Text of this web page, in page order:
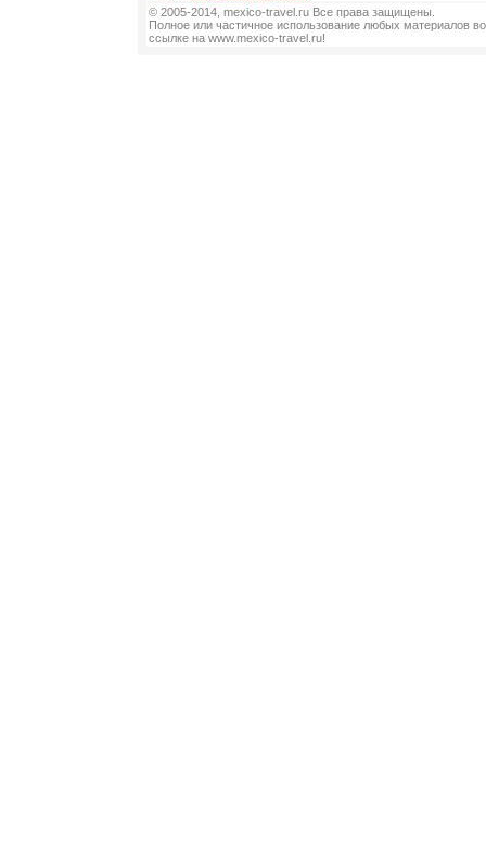
© 2005-2014, mexico-travel.ru Все права защищены.
Полное или частичное использование любых материалов
ссылке на www.mexico-travel.ru!